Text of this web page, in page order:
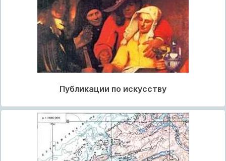
Публикации по искусству